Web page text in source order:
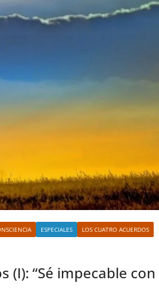
ESPECIALES LOS CUATRO ACUERDOS
(I): “Sé impecable con